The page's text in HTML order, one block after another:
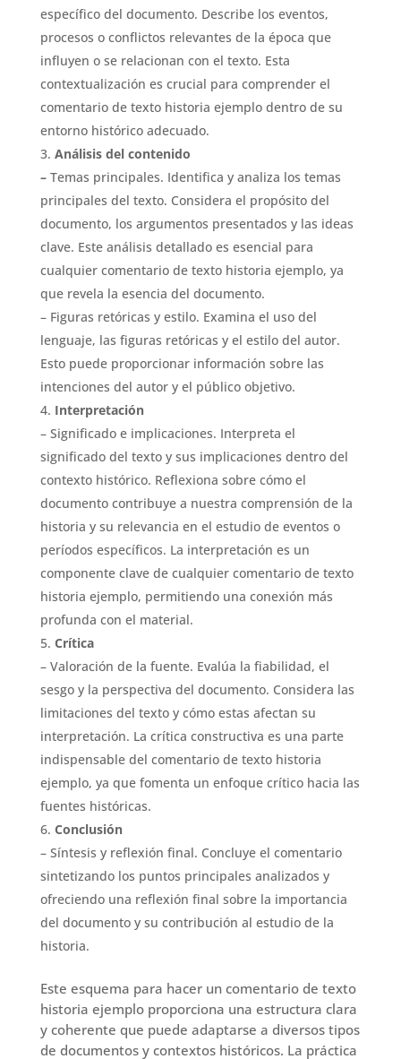
específico del documento. Describe los eventos,
procesos o conflictos relevantes de la época que
influyen o se relacionan con el texto. Esta
contextualización es crucial para comprender el
comentario de texto historia ejemplo dentro de su
entorno histórico adecuado.
Análisis del contenido
– Temas principales. Identifica y analiza los temas
principales del texto. Considera el propósito del
documento, los argumentos presentados y las ideas
clave. Este análisis detallado es esencial para
cualquier comentario de texto historia ejemplo, ya
que revela la esencia del documento.
– Figuras retóricas y estilo. Examina el uso del
lenguaje, las figuras retóricas y el estilo del autor.
Esto puede proporcionar información sobre las
intenciones del autor y el público objetivo.
Interpretación
– Significado e implicaciones. Interpreta el
significado del texto y sus implicaciones dentro del
contexto histórico. Reflexiona sobre cómo el
documento contribuye a nuestra comprensión de la
historia y su relevancia en el estudio de eventos o
períodos específicos. La interpretación es un
componente clave de cualquier comentario de texto
historia ejemplo, permitiendo una conexión más
profunda con el material.
Crítica
– Valoración de la fuente. Evalúa la fiabilidad, el
sesgo y la perspectiva del documento. Considera las
limitaciones del texto y cómo estas afectan su
interpretación. La crítica constructiva es una parte
indispensable del comentario de texto historia
ejemplo, ya que fomenta un enfoque crítico hacia las
fuentes históricas.
Conclusión
– Síntesis y reflexión final. Concluye el comentario
sintetizando los puntos principales analizados y
ofreciendo una reflexión final sobre la importancia
del documento y su contribución al estudio de la
historia.
Este esquema para hacer un comentario de texto
historia ejemplo proporciona una estructura clara
y coherente que puede adaptarse a diversos tipos
de documentos y contextos históricos. La práctica